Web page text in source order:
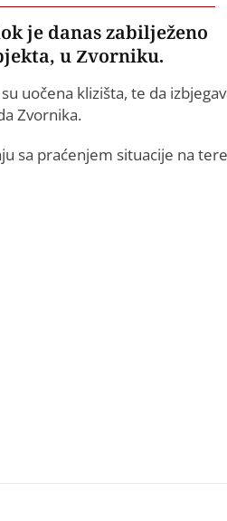
je danas zabilježeno
u Zvorniku.
uočena klizišta, te da
Zvornika.
sa praćenjem situacije na